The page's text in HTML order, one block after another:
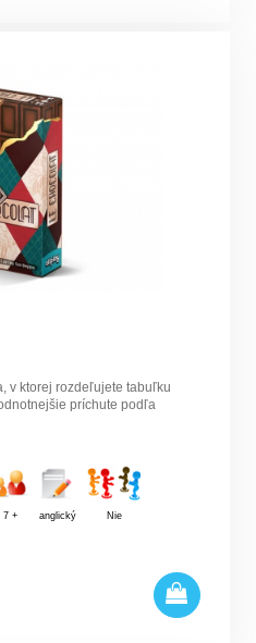
v ktorej rozdeľujete tabuľku
príchute podľa
7 + anglický Nie